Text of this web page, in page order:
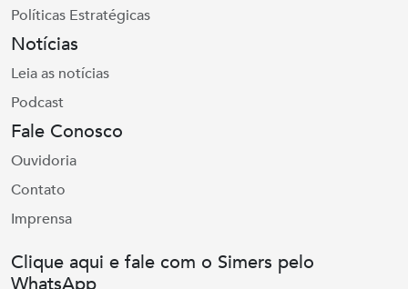
Políticas Estratégicas
Notícias
Leia as notícias
Podcast
Fale Conosco
Ouvidoria
Contato
Imprensa
Clique aqui e fale com o Simers pelo